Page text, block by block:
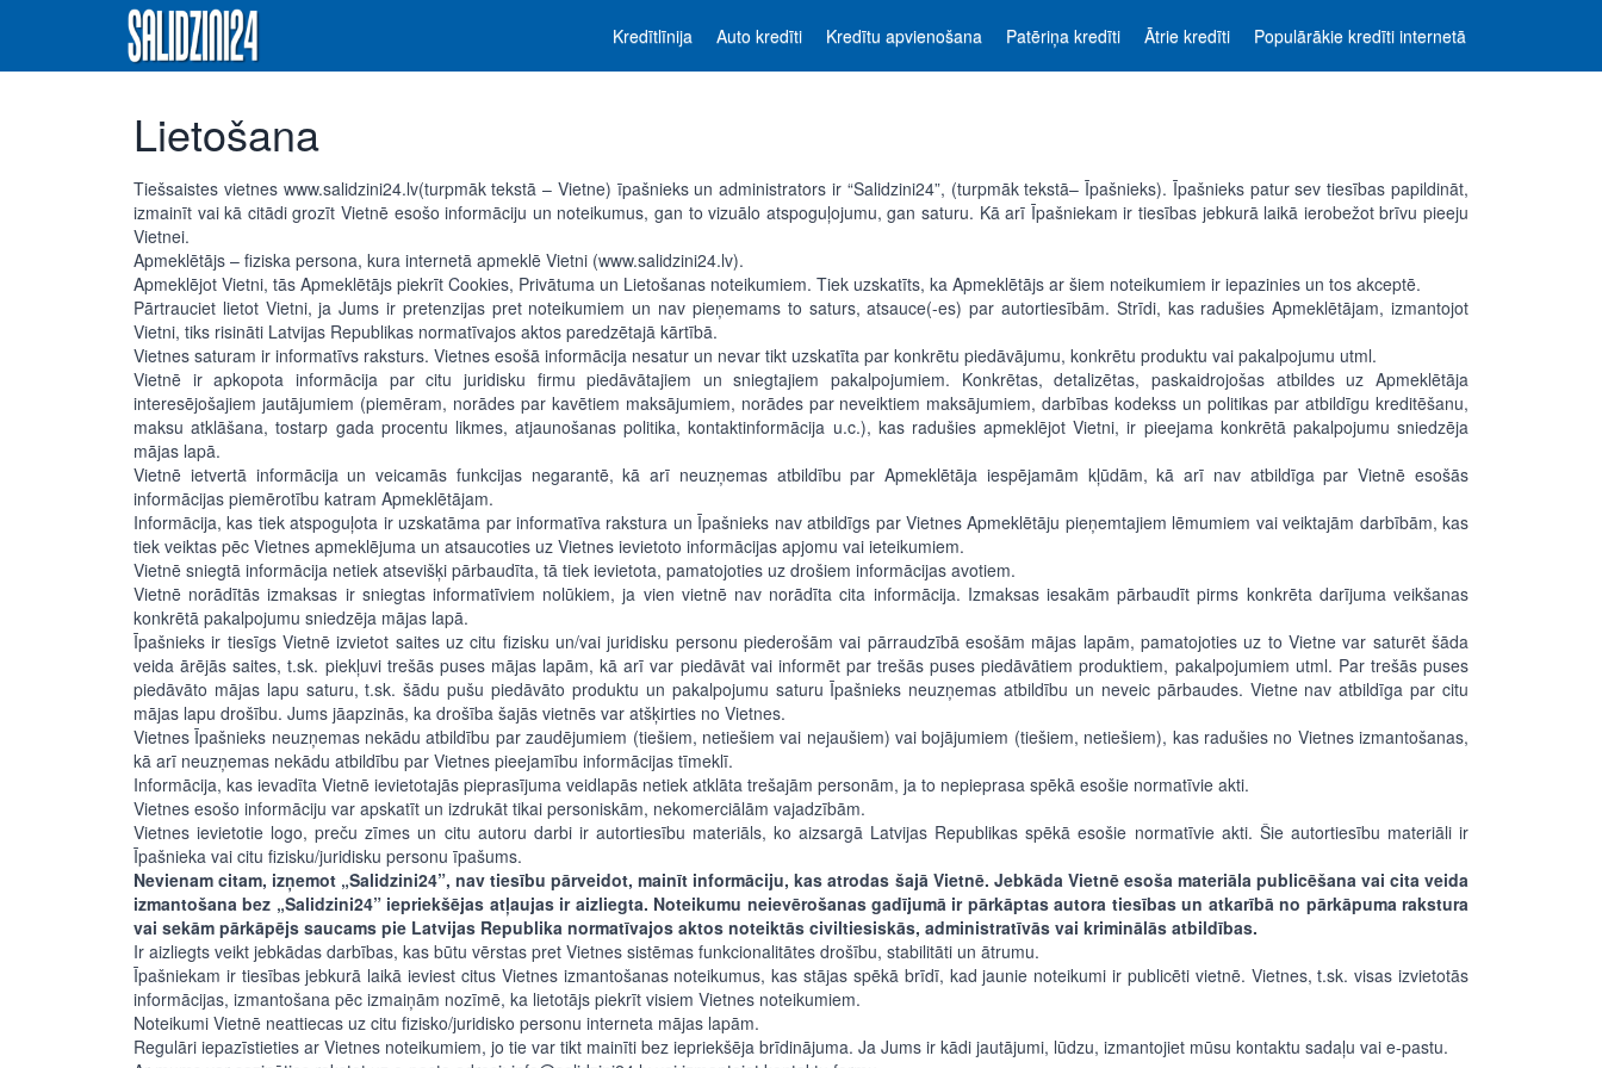
Kredītlīnija Auto kredīti Kredītu apvienošana Patēriņa kredīti Ātrie kredīti Populārākie kredīti internetā
Lietošana
Tiešsaistes vietnes www.salidzini24.lv(turpmāk tekstā – Vietne) īpašnieks un administrators ir “Salidzini24”, (turpmāk tekstā– Īpašnieks). Īpašnieks patur sev tiesības papildināt,
izmainīt vai kā citādi grozīt Vietnē esošo informāciju un noteikumus, gan to vizuālo atspoguļojumu, gan saturu. Kā arī Īpašniekam ir tiesības jebkurā laikā ierobežot brīvu pieeju
Vietnei.
Apmeklētājs – fiziska persona, kura internetā apmeklē Vietni (www.salidzini24.lv).
Apmeklējot Vietni, tās Apmeklētājs piekrīt Cookies, Privātuma un Lietošanas noteikumiem. Tiek uzskatīts, ka Apmeklētājs ar šiem noteikumiem ir iepazinies un tos akceptē.
Pārtrauciet lietot Vietni, ja Jums ir pretenzijas pret noteikumiem un nav pieņemams to saturs, atsauce(-es) par autortiesībām. Strīdi, kas radušies Apmeklētājam, izmantojot
Vietni, tiks risināti Latvijas Republikas normatīvajos aktos paredzētajā kārtībā.
Vietnes saturam ir informatīvs raksturs. Vietnes esošā informācija nesatur un nevar tikt uzskatīta par konkrētu piedāvājumu, konkrētu produktu vai pakalpojumu utml.
Vietnē ir apkopota informācija par citu juridisku firmu piedāvātajiem un sniegtajiem pakalpojumiem. Konkrētas, detalizētas, paskaidrojošas atbildes uz Apmeklētāja
interesējošajiem jautājumiem (piemēram, norādes par kavētiem maksājumiem, norādes par neveiktiem maksājumiem, darbības kodekss un politikas par atbildīgu kreditēšanu,
maksu atklāšana, tostarp gada procentu likmes, atjaunošanas politika, kontaktinformācija u.c.), kas radušies apmeklējot Vietni, ir pieejama konkrētā pakalpojumu sniedzēja
mājas lapā.
Vietnē ietvertā informācija un veicamās funkcijas negarantē, kā arī neuzņemas atbildību par Apmeklētāja iespējamām kļūdām, kā arī nav atbildīga par Vietnē esošās
informācijas piemērotību katram Apmeklētājam.
Informācija, kas tiek atspoguļota ir uzskatāma par informatīva rakstura un Īpašnieks nav atbildīgs par Vietnes Apmeklētāju pieņemtajiem lēmumiem vai veiktajām darbībām, kas
tiek veiktas pēc Vietnes apmeklējuma un atsaucoties uz Vietnes ievietoto informācijas apjomu vai ieteikumiem.
Vietnē sniegtā informācija netiek atsevišķi pārbaudīta, tā tiek ievietota, pamatojoties uz drošiem informācijas avotiem.
Vietnē norādītās izmaksas ir sniegtas informatīviem nolūkiem, ja vien vietnē nav norādīta cita informācija. Izmaksas iesakām pārbaudīt pirms konkrēta darījuma veikšanas
konkrētā pakalpojumu sniedzēja mājas lapā.
Īpašnieks ir tiesīgs Vietnē izvietot saites uz citu fizisku un/vai juridisku personu piederošām vai pārraudzībā esošām mājas lapām, pamatojoties uz to Vietne var saturēt šāda
veida ārējās saites, t.sk. piekļuvi trešās puses mājas lapām, kā arī var piedāvāt vai informēt par trešās puses piedāvātiem produktiem, pakalpojumiem utml. Par trešās puses
piedāvāto mājas lapu saturu, t.sk. šādu pušu piedāvāto produktu un pakalpojumu saturu Īpašnieks neuzņemas atbildību un neveic pārbaudes. Vietne nav atbildīga par citu
mājas lapu drošību. Jums jāapzinās, ka drošība šajās vietnēs var atšķirties no Vietnes.
Vietnes Īpašnieks neuzņemas nekādu atbildību par zaudējumiem (tiešiem, netiešiem vai nejaušiem) vai bojājumiem (tiešiem, netiešiem), kas radušies no Vietnes izmantošanas,
kā arī neuzņemas nekādu atbildību par Vietnes pieejamību informācijas tīmeklī.
Informācija, kas ievadīta Vietnē ievietotajās pieprasījuma veidlapās netiek atklāta trešajām personām, ja to nepieprasa spēkā esošie normatīvie akti.
Vietnes esošo informāciju var apskatīt un izdrukāt tikai personiskām, nekomerciālām vajadzībām.
Vietnes ievietotie logo, preču zīmes un citu autoru darbi ir autortiesību materiāls, ko aizsargā Latvijas Republikas spēkā esošie normatīvie akti. Šie autortiesību materiāli ir
Īpašnieka vai citu fizisku/juridisku personu īpašums.
Nevienam citam, izņemot „Salidzini24”, nav tiesību pārveidot, mainīt informāciju, kas atrodas šajā Vietnē. Jebkāda Vietnē esoša materiāla publicēšana vai cita veida
izmantošana bez „Salidzini24” iepriekšējas atļaujas ir aizliegta. Noteikumu neievērošanas gadījumā ir pārkāptas autora tiesības un atkarībā no pārkāpuma rakstura
vai sekām pārkāpējs saucams pie Latvijas Republika normatīvajos aktos noteiktās civiltiesiskās, administratīvās vai kriminālās atbildības.
Ir aizliegts veikt jebkādas darbības, kas būtu vērstas pret Vietnes sistēmas funkcionalitātes drošību, stabilitāti un ātrumu.
Īpašniekam ir tiesības jebkurā laikā ieviest citus Vietnes izmantošanas noteikumus, kas stājas spēkā brīdī, kad jaunie noteikumi ir publicēti vietnē. Vietnes, t.sk. visas izvietotās
informācijas, izmantošana pēc izmaiņām nozīmē, ka lietotājs piekrīt visiem Vietnes noteikumiem.
Noteikumi Vietnē neattiecas uz citu fizisko/juridisko personu interneta mājas lapām.
Regulāri iepazīstieties ar Vietnes noteikumiem, jo tie var tikt mainīti bez iepriekšēja brīdinājuma. Ja Jums ir kādi jautājumi, lūdzu, izmantojiet mūsu kontaktu sadaļu vai e-pastu.